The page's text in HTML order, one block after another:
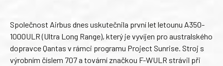
Společnost Airbus dnes uskutečnila první let letounu A350-
1000ULR (Ultra Long Range), který je vyvíjen pro australského
dopravce Qantas v rámci programu Project Sunrise. Stroj s
výrobním číslem 707 a tovární značkou F-WULR strávil při